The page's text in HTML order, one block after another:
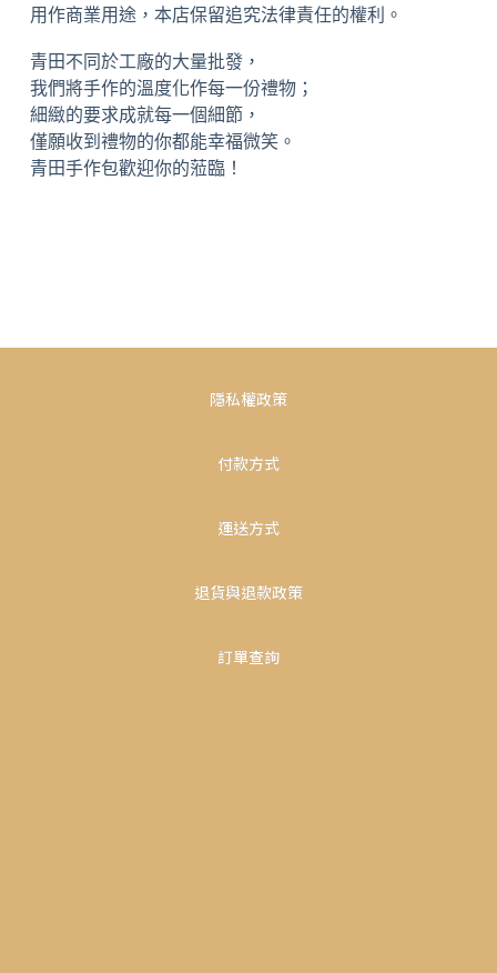
用作商業用途，本店保留追究法律責任的權利。
青田不同於工廠的大量批發，
我們將手作的溫度化作每一份禮物；
細緻的要求成就每一個細節，
僅願收到禮物的你都能幸福微笑。
青田手作包歡迎你的蒞臨！
隱私權政策
付款方式
運送方式
退貨與退款政策
訂單查詢